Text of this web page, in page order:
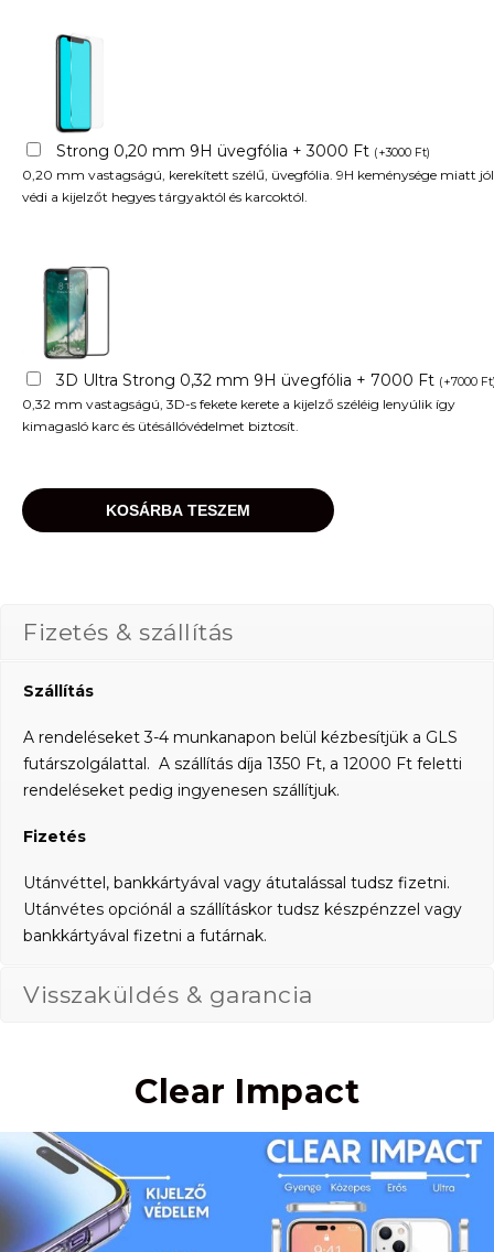
Strong 0,20 mm 9H üvegfólia + 3000 Ft (+3000 Ft)
0,20 mm vastagságú, kerekített szélű, üvegfólia. 9H keménysége miatt jól
védi a kijelzőt hegyes tárgyaktól és karcoktól.
3D Ultra Strong 0,32 mm 9H üvegfólia + 7000 Ft (+7000 Ft
0,32 mm vastagságú, 3D-s fekete kerete a kijelző széléig lenyúlik így
kimagasló karc és ütésállóvédelmet biztosít.
KOSÁRBA TESZEM
Fizetés & szállítás
Szállítás
A rendeléseket 3-4 munkanapon belül kézbesítjük a GLS
futárszolgálattal. A szállítás díja 1350 Ft, a 12000 Ft feletti
rendeléseket pedig ingyenesen szállítjuk.
Fizetés
Utánvéttel, bankkártyával vagy átutalással tudsz fizetni.
Utánvétes opciónál a szállításkor tudsz készpénzzel vagy
bankkártyával fizetni a futárnak.
Visszaküldés & garancia
Clear Impact